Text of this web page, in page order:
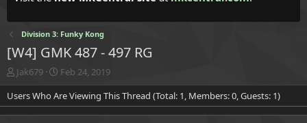
Division 3: Funky Kong
[W4] GMK 487 - 497 RG
T
h
r
e
Jak679
S
t
a
r
Feb 24, 2019
Users Who Are Viewing This Thread (Total: 1, Members: 0, Guests: 1)